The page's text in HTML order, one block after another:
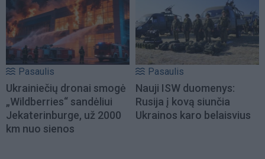
Pasaulis
Ukrainiečių dronai smogė
„Wildberries“ sandėliui
Jekaterinburge, už 2000
km nuo sienos
Pasaulis
Nauji ISW duomenys:
Rusija į kovą siunčia
Ukrainos karo belaisvius